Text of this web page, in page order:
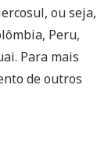
ou seja,
Peru,
Para mais
de outros